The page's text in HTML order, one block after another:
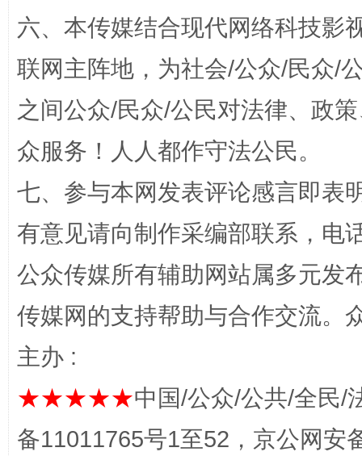
六、本传媒结合现代网络科技影
联网主阵地，为社会/公众/民众/
之间公众/民众/公民对法律、政
众服务！人人都作守法公民。
七、参与本网发表评论感言即表
有意见请向制作采编部联系，电
公众传媒所有辅助网站属多元发
传媒网的支持帮助与合作交流。
主办 :
★★★★★中国/公众/公共/全民/
备11011765号1至52，京公网安